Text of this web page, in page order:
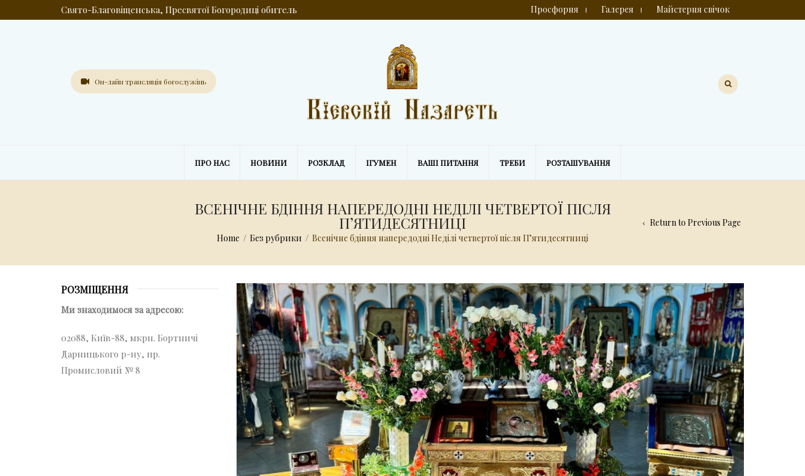
Свято-Благовіщенська, Пресвятої Богородиці обитель Просфорня Галерея Майстерня свічок
Он-лайн трансляція богослужінь
ПРО НАС НОВИНИ РОЗКЛАД ІГУМЕН ВАШІ ПИТАННЯ ТРЕБИ РОЗТАШУВАННЯ
ВСЕНІЧНЕ БДІННЯ НАПЕРЕДОДНІ НЕДІЛІ ЧЕТВЕРТОЇ ПІСЛЯ
ПʼЯТИДЕСЯТНИЦІ
Home / Без рубрики / Всенічне бдіння напередодні Неділі четвертої після Пʼятидесятниці
Return to Previous Page
РОЗМІЩЕННЯ
Ми знаходимося за адресою:
02088, Київ-88, мкрн. Бортничі
Дарницького р-ну, пр.
Промисловий № 8